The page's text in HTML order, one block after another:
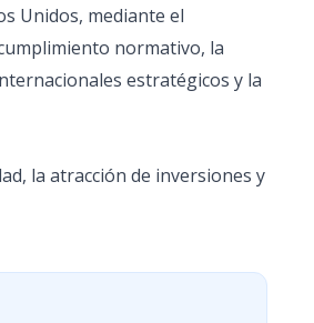
Unidos, mediante el
normativo, la
estratégicos y la
la atracción de inversiones y